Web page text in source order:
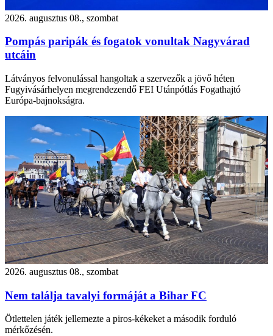
2026. augusztus 08., szombat
Pompás paripák és fogatok vonultak Nagyvárad
utcáin
Látványos felvonulással hangoltak a szervezők a jövő héten
Fugyivásárhelyen megrendezendő FEI Utánpótlás Fogathajtó
Európa-bajnokságra.
2026. augusztus 08., szombat
Nem találja tavalyi formáját a Bihar FC
Ötlettelen játék jellemezte a piros-kékeket a második forduló
mérkőzésén.